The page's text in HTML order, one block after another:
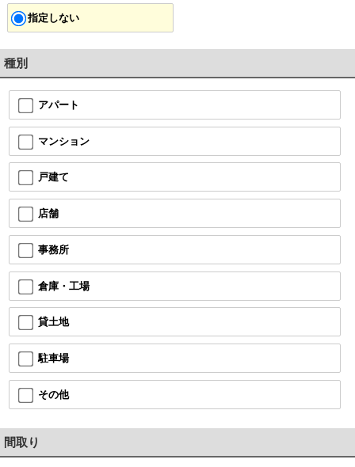
指定しない
種別
アパート
マンション
戸建て
店舗
事務所
倉庫・工場
貸土地
駐車場
その他
間取り